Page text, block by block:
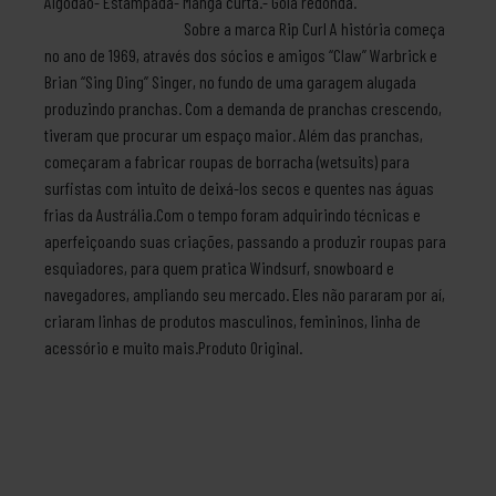
Sobre a marca Rip Curl A história começa
no ano de 1969, através dos sócios e amigos “Claw” Warbrick e
Brian “Sing Ding” Singer, no fundo de uma garagem alugada
produzindo pranchas. Com a demanda de pranchas crescendo,
tiveram que procurar um espaço maior. Além das pranchas,
começaram a fabricar roupas de borracha (wetsuits) para
surfistas com intuito de deixá-los secos e quentes nas águas
frias da Austrália.Com o tempo foram adquirindo técnicas e
aperfeiçoando suas criações, passando a produzir roupas para
esquiadores, para quem pratica Windsurf, snowboard e
navegadores, ampliando seu mercado. Eles não pararam por aí,
criaram linhas de produtos masculinos, femininos, linha de
acessório e muito mais.Produto Original.